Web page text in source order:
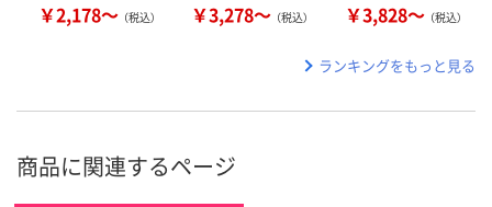
￥2,178～ （税込） ￥3,278～ （税込） ￥3,828～ （税込）
ランキングをもっと見る
商品に関連するページ